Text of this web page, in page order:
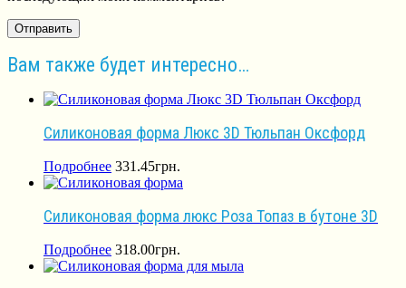
Вам также будет интересно…
Силиконовая форма Люкс 3D Тюльпан Оксфорд
Подробнее 331.45грн.
Силиконовая форма люкс Роза Топаз в бутоне 3D
Подробнее 318.00грн.